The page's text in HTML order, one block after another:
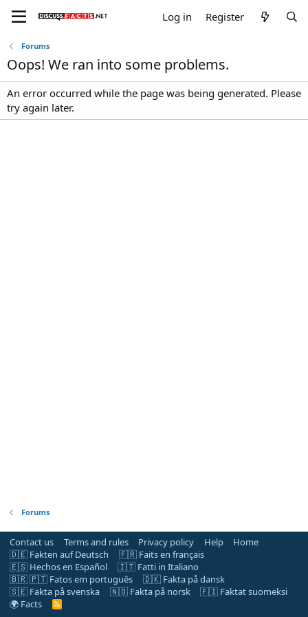
Log in Register
Forums
Oops! We ran into some problems.
An error occurred while the page was being generated. Please
try again later.
Forums
Contact us Terms and rules Privacy policy Help
Home
🇩🇪 Fakten auf Deutsch
🇫🇷 Faits en français
🇪🇸 Hechos en Español
🇮🇹 Fatti in Italiano
🇧🇷 🇵🇹 Fatos em português
🇩🇰 Fakta på dansk
🇸🇪 Fakta på svenska
🇳🇴 Fakta på norsk
🇫🇮 Faktat suomeksi
🌍 Facts
R